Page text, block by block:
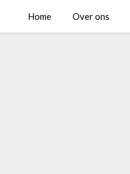
Home Over ons